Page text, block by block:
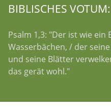
BIBLISCHES VOTUM:
Psalm 1,3: "Der ist wie ein
Wasserbächen, / der
und seine Blätter
das gerät wohl."